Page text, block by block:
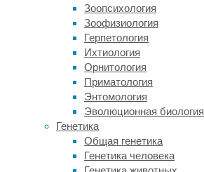
Зоопсихология
Зоофизиология
Герпетология
Ихтиология
Орнитология
Приматология
Энтомология
Эволюционная биология
Генетика
Общая генетика
Генетика человека
Can
Could:
можем
ли
мы
это
сделать?
Can
используется,
когда